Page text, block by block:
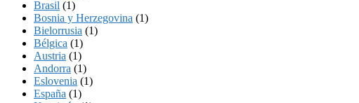
Brasil (1)
Bosnia y Herzegovina (1)
Bielorrusia (1)
Bélgica (1)
Austria (1)
Andorra (1)
Eslovenia (1)
España (1)